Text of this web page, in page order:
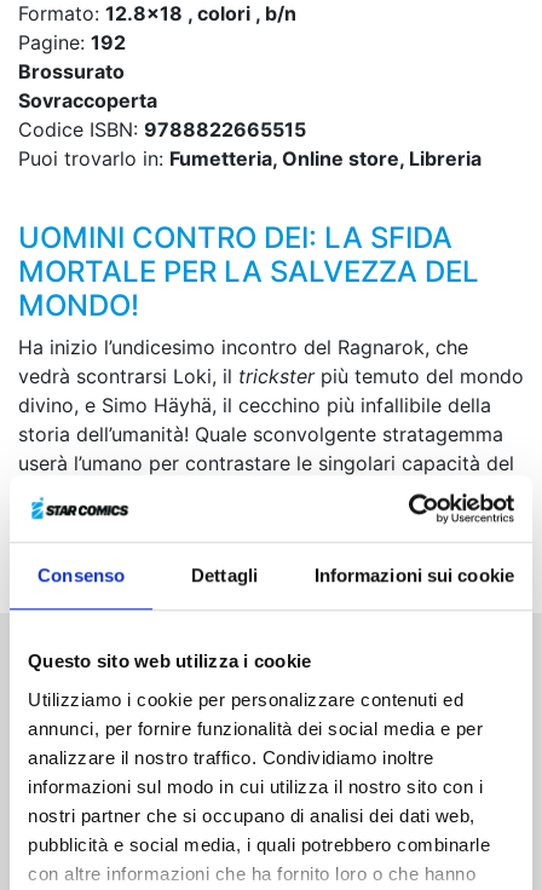
Consenso Dettagli Informazioni sui cookie
Questo sito web utilizza i cookie
Utilizziamo i cookie per personalizzare contenuti ed
annunci, per fornire funzionalità dei social media e per
analizzare il nostro traffico. Condividiamo inoltre
informazioni sul modo in cui utilizza il nostro sito con i
nostri partner che si occupano di analisi dei dati web,
pubblicità e social media, i quali potrebbero combinarle
con altre informazioni che ha fornito loro o che hanno
Formato: 12.8x18 , colori , b/n
Pagine: 192
Brossurato
Sovraccoperta
Codice ISBN: 9788822665515
Puoi trovarlo in: Fumetteria, Online store, Libreria
UOMINI CONTRO DEI: LA SFIDA
MORTALE PER LA SALVEZZA DEL
MONDO!
Ha inizio l’undicesimo incontro del Ragnarok, che
vedrà scontrarsi Loki, il tricksterpiù temuto del mondo
divino, e Simo Häyhä, il cecchino più infallibile della
storia dell’umanità! Quale sconvolgente stratagemma
userà l’umano per contrastare le singolari capacità del
dio?! Inoltre, verrà alla luce il segreto legame tra Loki e
Brünhilde, che affonda le radici nelle vicende principali
del Ragnarok!
Altri volumi della serie